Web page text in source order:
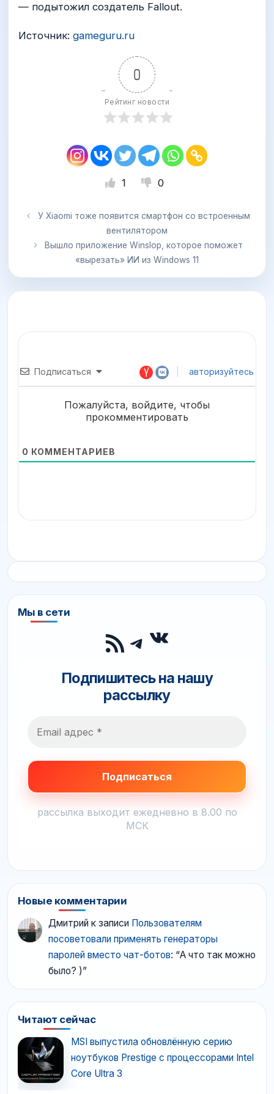
— подытожил создатель Fallout.
Источник: gameguru.ru
0
Рейтинг новости
1 0
У Xiaomi тоже появится смартфон со встроенным
вентилятором
Вышло приложение Winslop, которое поможет
«вырезать» ИИ из Windows 11
Подписаться авторизуйтесь
Пожалуйста, войдите, чтобы
прокомментировать
0 КОММЕНТАРИЕВ
Мы в сети
RSS-лента
Telegram
ВКонтакте
Подпишитесь на нашу
рассылку
рассылка выходит ежедневно в 8.00 по
МСК
Новые комментарии
Дмитрий к записи Пользователям
посоветовали применять генераторы
паролей вместо чат-ботов: “А что так можно
было? )”
Читают сейчас
MSI выпустила обновлённую серию
ноутбуков Prestige с процессорами Intel
Core Ultra 3